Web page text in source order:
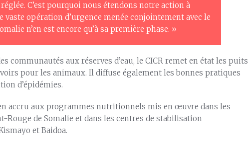
C’est pourquoi nous étendons notre action à
vaste opération d’urgence menée conjointement avec le
n’en est encore qu’à sa première phase. »
communautés aux réserves d’eau, le CICR remet en état les puits
pour les animaux. Il diffuse également les bonnes pratiques
d’épidémies.
accru aux programmes nutritionnels mis en œuvre dans les
Rouge de Somalie et dans les centres de stabilisation
et Baidoa.